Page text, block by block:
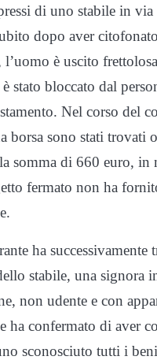
di uno stabile in via
dopo aver
è uscito
stato bloccato dal
Nel corso del
borsa sono stati trovati
somma di 660 euro, in
fermato non ha
ha successivamente
stabile, una signora
non udente e con
ha confermato di aver
sconosciuto tutti i